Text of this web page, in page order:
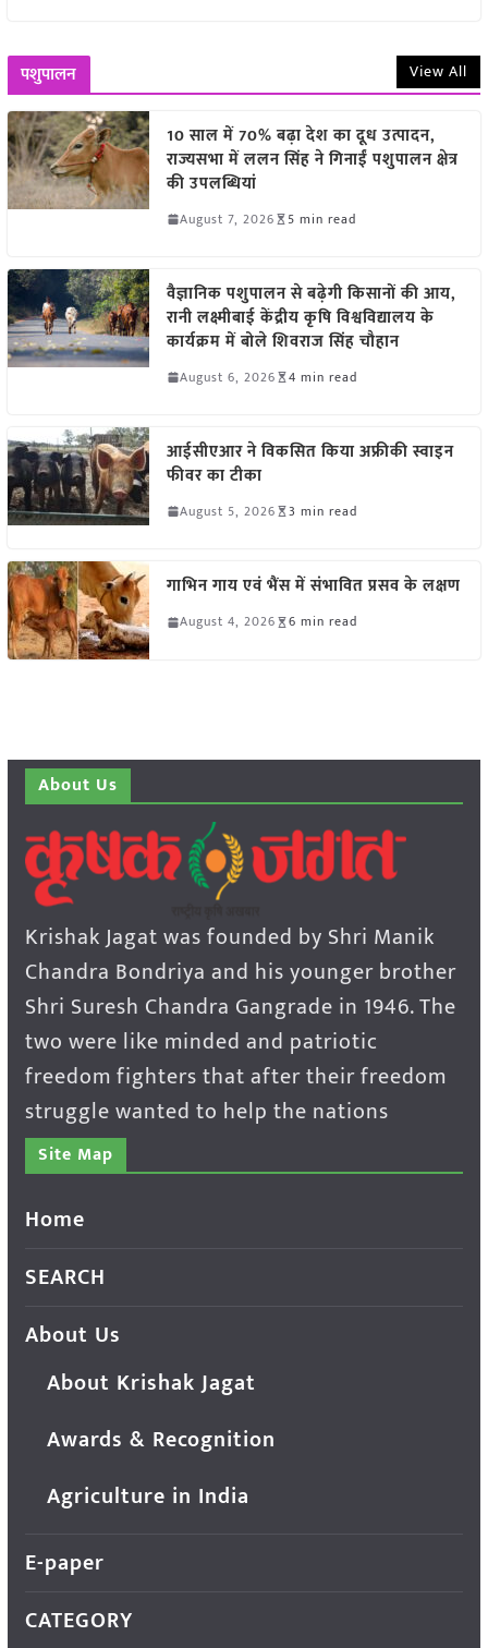
पशुपालन View All
10 साल में 70% बढ़ा देश का दूध उत्पादन,
राज्यसभा में ललन सिंह ने गिनाईं पशुपालन क्षेत्र
की उपलब्धियां
August 7, 2026 5 min read
वैज्ञानिक पशुपालन से बढ़ेगी किसानों की आय,
रानी लक्ष्मीबाई केंद्रीय कृषि विश्वविद्यालय के
कार्यक्रम में बोले शिवराज सिंह चौहान
August 6, 2026 4 min read
आईसीएआर ने विकसित किया अफ्रीकी स्वाइन
फीवर का टीका
August 5, 2026 3 min read
गाभिन गाय एवं भैंस में संभावित प्रसव के लक्षण
August 4, 2026 6 min read
About Us
Krishak Jagat was founded by Shri Manik
Chandra Bondriya and his younger brother
Shri Suresh Chandra Gangrade in 1946. The
two were like minded and patriotic
freedom fighters that after their freedom
struggle wanted to help the nations
Site Map
Home
SEARCH
About Us
About Krishak Jagat
Awards & Recognition
Agriculture in India
E-paper
CATEGORY